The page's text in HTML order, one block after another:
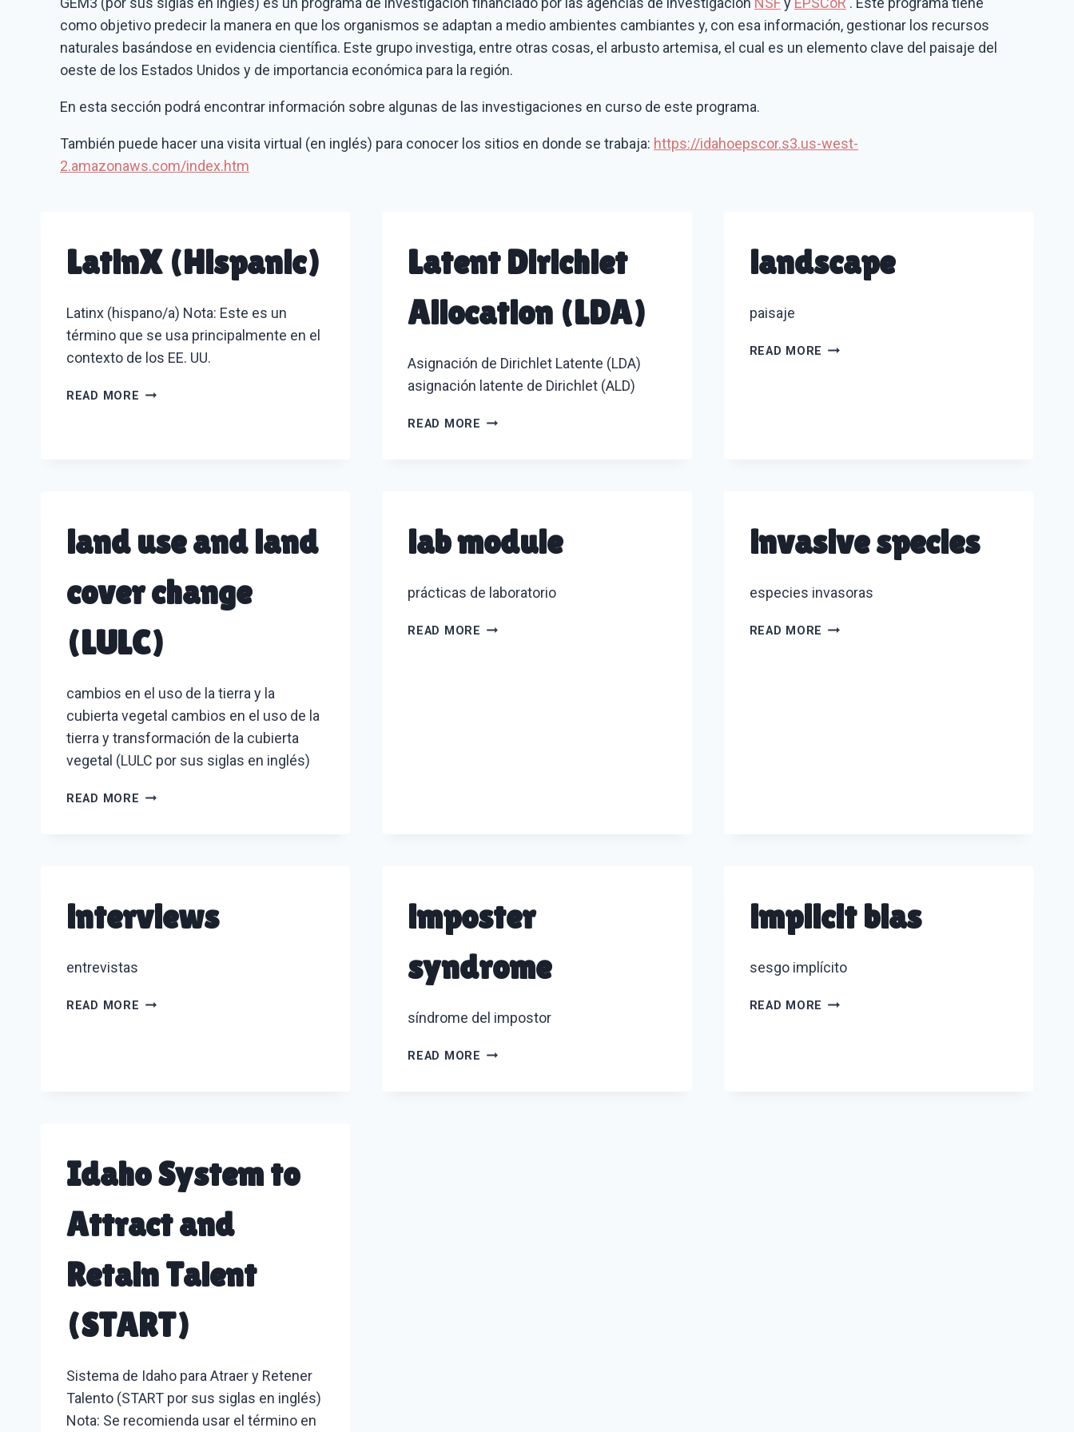
como objetivo predecir la manera en que los organismos se adaptan a medio ambientes cambiantes y, con esa información, gestionar los recursos
naturales basándose en evidencia científica. Este grupo investiga, entre otras cosas, el arbusto artemisa, el cual es un elemento clave del paisaje del
oeste de los Estados Unidos y de importancia económica para la región.
En esta sección podrá encontrar información sobre algunas de las investigaciones en curso de este programa.
También puede hacer una visita virtual (en inglés) para conocer los sitios en donde se trabaja: https://idahoepscor.s3.us-west-
2.amazonaws.com/index.htm
LatinX (Hispanic)
Latinx (hispano/a) Nota: Este es un
término que se usa principalmente en el
contexto de los EE. UU.
READ MORE LATINX
Latent Dirichlet
Allocation (LDA)
Asignación de Dirichlet Latente (LDA)
asignación latente de Dirichlet (ALD)
READ MORE LATENT
landscape
paisaje
READ MORE LANDSCAPE
land use and land
cover change
(LULC)
cambios en el uso de la tierra y la
cubierta vegetal cambios en el uso de la
tierra y transformación de la cubierta
vegetal (LULC por sus siglas en inglés)
READ MORE LAND
(LULC)
lab module
prácticas de laboratorio
READ MORE LAB
invasive species
especies invasoras
READ MORE INVASIVE
interviews
entrevistas
READ MORE INTERVIEWS
imposter
syndrome
síndrome del impostor
READ MORE IMPOSTER
implicit bias
sesgo implícito
READ MORE IMPLICIT
Idaho System to
Attract and
Retain Talent
(START)
Sistema de Idaho para Atraer y Retener
Talento (START por sus siglas en inglés)
Nota: Se recomienda usar el término en